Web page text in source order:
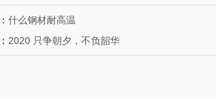
什么钢材耐高温
2020 只争朝夕，不负韶华